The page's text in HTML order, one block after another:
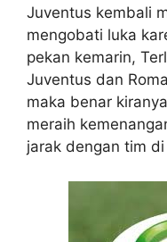
Juventus kembali
mengobati luka
pekan kemarin,
Juventus dan
maka benar
meraih
jarak dengan tim